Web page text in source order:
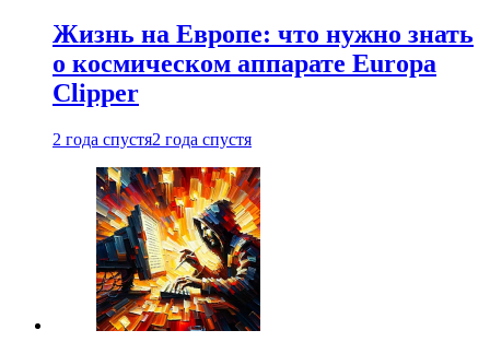
Жизнь на Европе: что нужно знать
о космическом аппарате Europa
Clipper
2 года спустя2 года спустя